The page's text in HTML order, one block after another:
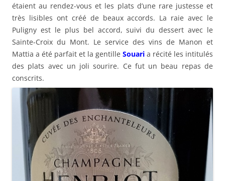
étaient au rendez-vous et les plats d’une rare justesse et
très lisibles ont créé de beaux accords. La raie avec le
Puligny est le plus bel accord, suivi du dessert avec le
Sainte-Croix du Mont. Le service des vins de Manon et
Mattia a été parfait et la gentille Souari a récité les intitulés
des plats avec un joli sourire. Ce fut un beau repas de
conscrits.